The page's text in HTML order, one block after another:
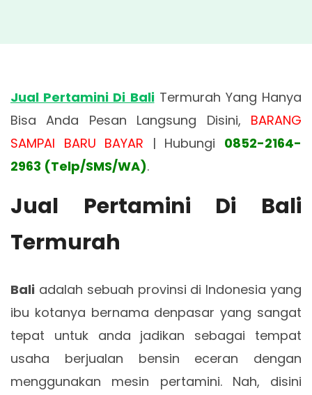
Di
Jual Pertamini Di BaliTermurah Yang Hanya
Bisa Anda Pesan Langsung Disini, BARANG
SAMPAI BARU BAYAR | Hubungi 0852-2164-
2963 (Telp/SMS/WA).
Jual Pertamini Di Bali
Termurah
Bali adalah sebuah provinsi di Indonesia yang
ibu kotanya bernama denpasar yang sangat
tepat untuk anda jadikan sebagai tempat
usaha berjualan bensin eceran dengan
menggunakan mesin pertamini. Nah, disini